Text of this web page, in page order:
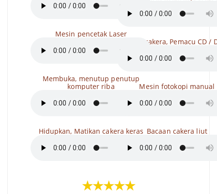
Mesin pencetak Laser
Membuka, menutup penutup
komputer riba
Hidupkan, Matikan cakera keras
Baca cakera, Pemacu CD /
Mesin fotokopi manual
Bacaan cakera liut
★★★★★